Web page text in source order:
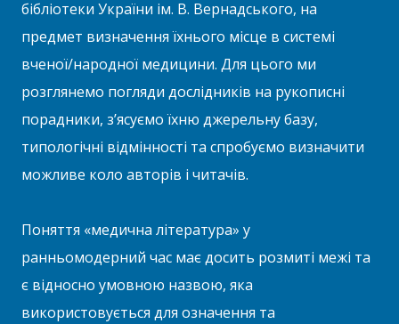
бібліотеки України ім. В. Вернадського, на
предмет визначення їхнього місце в системі
вченої/народної медицини. Для цього ми
розглянемо погляди дослідників на рукописні
порадники, з’ясуємо їхню джерельну базу,
типологічні відмінності та спробуємо визначити
можливе коло авторів і читачів.
Поняття «медична література» у
ранньомодерний час має досить розмиті межі та
є відносно умовною назвою, яка
використовується для означення та